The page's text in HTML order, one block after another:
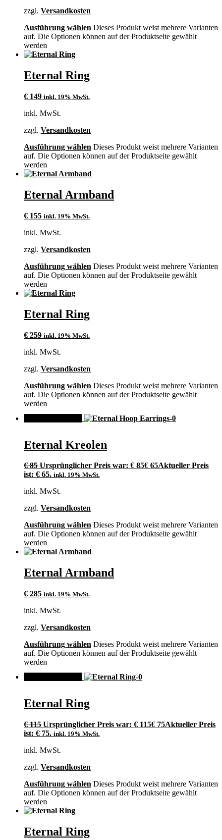
zzgl. Versandkosten
Ausführung wählen Dieses Produkt weist mehrere Varianten
auf. Die Optionen können auf der Produktseite gewählt
werden
Eternal Ring
€ 149 inkl. 19% MwSt.
inkl. MwSt.
zzgl. Versandkosten
Ausführung wählen Dieses Produkt weist mehrere Varianten
auf. Die Optionen können auf der Produktseite gewählt
werden
Eternal Armband
€ 155 inkl. 19% MwSt.
inkl. MwSt.
zzgl. Versandkosten
Ausführung wählen Dieses Produkt weist mehrere Varianten
auf. Die Optionen können auf der Produktseite gewählt
werden
Eternal Ring
€ 259 inkl. 19% MwSt.
inkl. MwSt.
zzgl. Versandkosten
Ausführung wählen Dieses Produkt weist mehrere Varianten
auf. Die Optionen können auf der Produktseite gewählt
werden
Eternal Kreolen
€85 Ursprünglicher Preis war: € 85€ 65Aktueller Preis
ist: € 65. inkl. 19% MwSt.
inkl. MwSt.
zzgl. Versandkosten
Ausführung wählen Dieses Produkt weist mehrere Varianten
auf. Die Optionen können auf der Produktseite gewählt
werden
Eternal Armband
€ 285 inkl. 19% MwSt.
inkl. MwSt.
zzgl. Versandkosten
Ausführung wählen Dieses Produkt weist mehrere Varianten
auf. Die Optionen können auf der Produktseite gewählt
werden
Eternal Ring
€115 Ursprünglicher Preis war: € 115€ 75Aktueller Preis
ist: € 75. inkl. 19% MwSt.
inkl. MwSt.
zzgl. Versandkosten
Ausführung wählen Dieses Produkt weist mehrere Varianten
auf. Die Optionen können auf der Produktseite gewählt
werden
Eternal Ring